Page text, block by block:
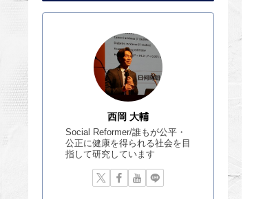
西岡 大輔
Social Reformer/誰もが公平・
公正に健康を得られる社会を目
指して研究しています